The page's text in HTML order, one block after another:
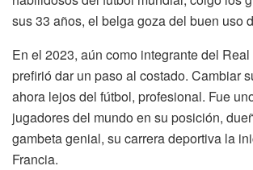
sus 33 años, el belga goza del buen uso
En el 2023, aún como integrante del
prefirió dar un paso al costado. Cambiar
ahora lejos del fútbol, profesional. Fue
jugadores del mundo en su posición,
gambeta genial, su carrera deportiva la
Francia.